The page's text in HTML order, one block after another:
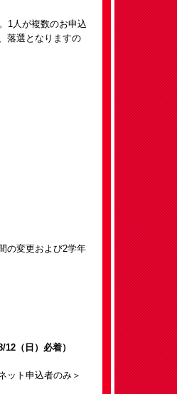
1人が複数のお申込
落選となりますの
変更および2学年
12（日）必着）
ット申込者のみ＞